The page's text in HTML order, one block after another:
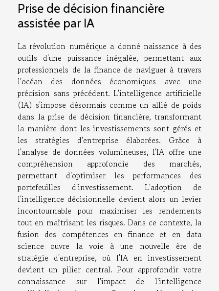
Prise de décision financière
assistée par IA
La révolution numérique a donné naissance à des
outils d'une puissance inégalée, permettant aux
professionnels de la finance de naviguer à travers
l'océan des données économiques avec une
précision sans précédent. L'intelligence artificielle
(IA) s'impose désormais comme un allié de poids
dans la prise de décision financière, transformant
la manière dont les investissements sont gérés et
les stratégies d'entreprise élaborées. Grâce à
l'analyse de données volumineuses, l'IA offre une
compréhension approfondie des marchés,
permettant d'optimiser les performances des
portefeuilles d'investissement. L'adoption de
l'intelligence décisionnelle devient alors un levier
incontournable pour maximiser les rendements
tout en maîtrisant les risques. Dans ce contexte, la
fusion des compétences en finance et en data
science ouvre la voie à une nouvelle ère de
stratégie d'entreprise, où l'IA en investissement
devient un pilier central. Pour approfondir votre
connaissance sur l'impact de l'intelligence